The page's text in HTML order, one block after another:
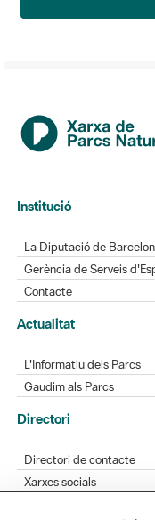
Institució
La Diputació de
Gerència de Serveis
Contacte
Actualitat
L'Informatiu dels Parcs
Gaudim als Parcs
Directori
Directori de contacte
Xarxes socials